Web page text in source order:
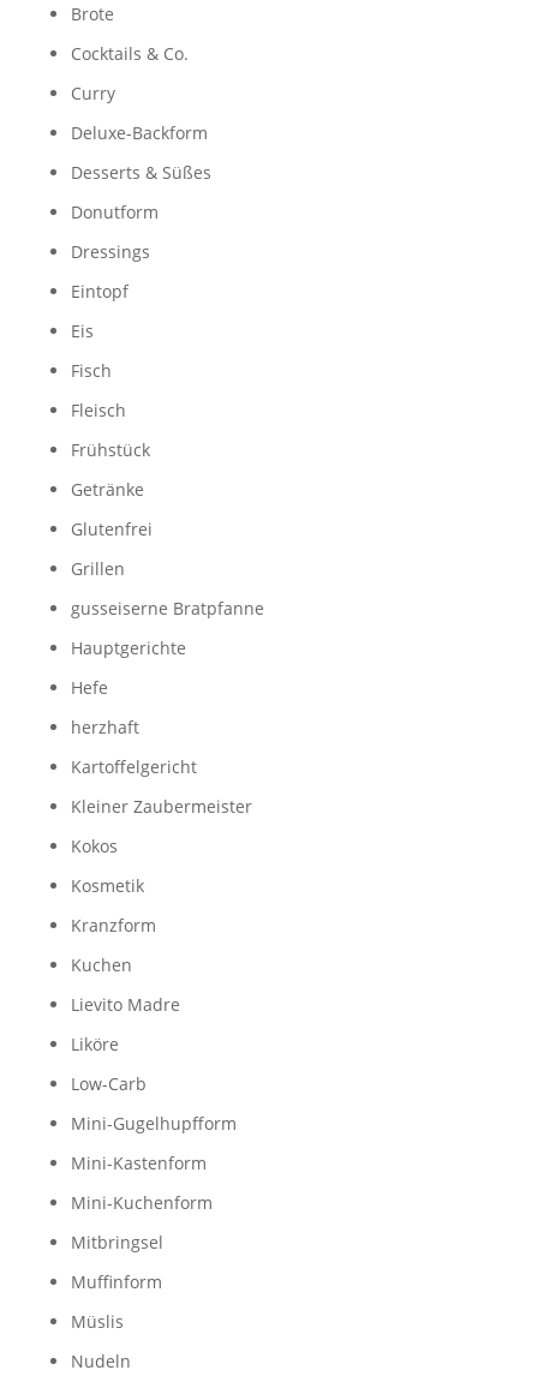
Brote
Cocktails & Co.
Curry
Deluxe-Backform
Desserts & Süßes
Donutform
Dressings
Eintopf
Eis
Fisch
Fleisch
Frühstück
Getränke
Glutenfrei
Grillen
gusseiserne Bratpfanne
Hauptgerichte
Hefe
herzhaft
Kartoffelgericht
Kleiner Zaubermeister
Kokos
Kosmetik
Kranzform
Kuchen
Lievito Madre
Liköre
Low-Carb
Mini-Gugelhupfform
Mini-Kastenform
Mini-Kuchenform
Mitbringsel
Muffinform
Müslis
Nudeln